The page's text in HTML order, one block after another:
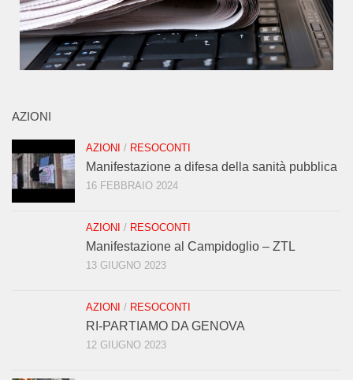
AZIONI
AZIONI / RESOCONTI
Manifestazione a difesa della sanità pubblica
16 FEBBRAIO 2024
AZIONI / RESOCONTI
Manifestazione al Campidoglio – ZTL
13 GIUGNO 2023
AZIONI / RESOCONTI
RI-PARTIAMO DA GENOVA
12 GIUGNO 2023